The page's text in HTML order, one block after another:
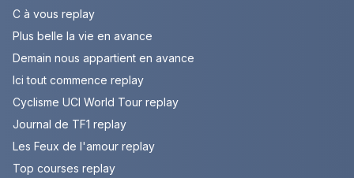
C à vous replay
Plus belle la vie en avance
Demain nous appartient en avance
Ici tout commence replay
Cyclisme UCI World Tour replay
Journal de TF1 replay
Les Feux de l'amour replay
Top courses replay